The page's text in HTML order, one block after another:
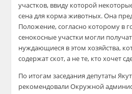
участков, ввиду которой
сена для корма животных. Она
Положение, согласно которому в
сенокосные участки могли
нуждающиеся в этом хозяйства,
содержат скот, а не те, кто хочет
По итогам заседания депутаты
рекомендовали Окружной